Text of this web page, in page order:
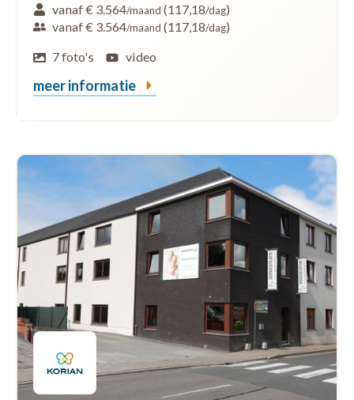
vanaf € 3.564/maand (117,18/dag)
vanaf € 3.564/maand (117,18/dag)
7 foto's
video
meer informatie